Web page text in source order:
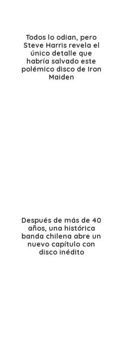
Todos lo odian, pero
Steve Harris revela el
único detalle que
habría salvado este
polémico disco de Iron
Maiden
Después de más de 40
años, una histórica
banda chilena abre un
nuevo capítulo con
disco inédito